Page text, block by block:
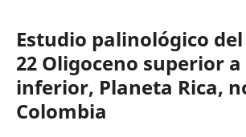
Estudio palinológico del
22 Oligoceno superior
inferior, Planeta Rica,
Colombia